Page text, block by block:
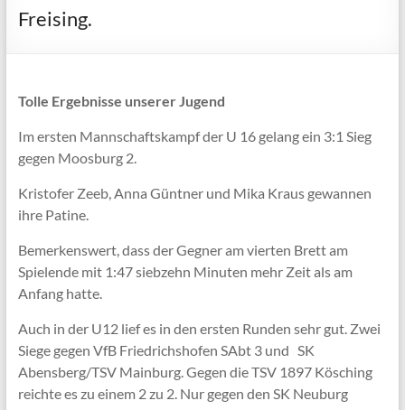
Freising.
Tolle Ergebnisse unserer Jugend
Im ersten Mannschaftskampf der U 16 gelang ein 3:1 Sieg
gegen Moosburg 2.
Kristofer Zeeb, Anna Güntner und Mika Kraus gewannen
ihre Patine.
Bemerkenswert, dass der Gegner am vierten Brett am
Spielende mit 1:47 siebzehn Minuten mehr Zeit als am
Anfang hatte.
Auch in der U12 lief es in den ersten Runden sehr gut. Zwei
Siege gegen VfB Friedrichshofen SAbt 3 und SK
Abensberg/TSV Mainburg. Gegen die TSV 1897 Kösching
reichte es zu einem 2 zu 2. Nur gegen den SK Neuburg